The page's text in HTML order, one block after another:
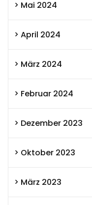
Mai 2024
April 2024
März 2024
Februar 2024
Dezember 2023
Oktober 2023
März 2023